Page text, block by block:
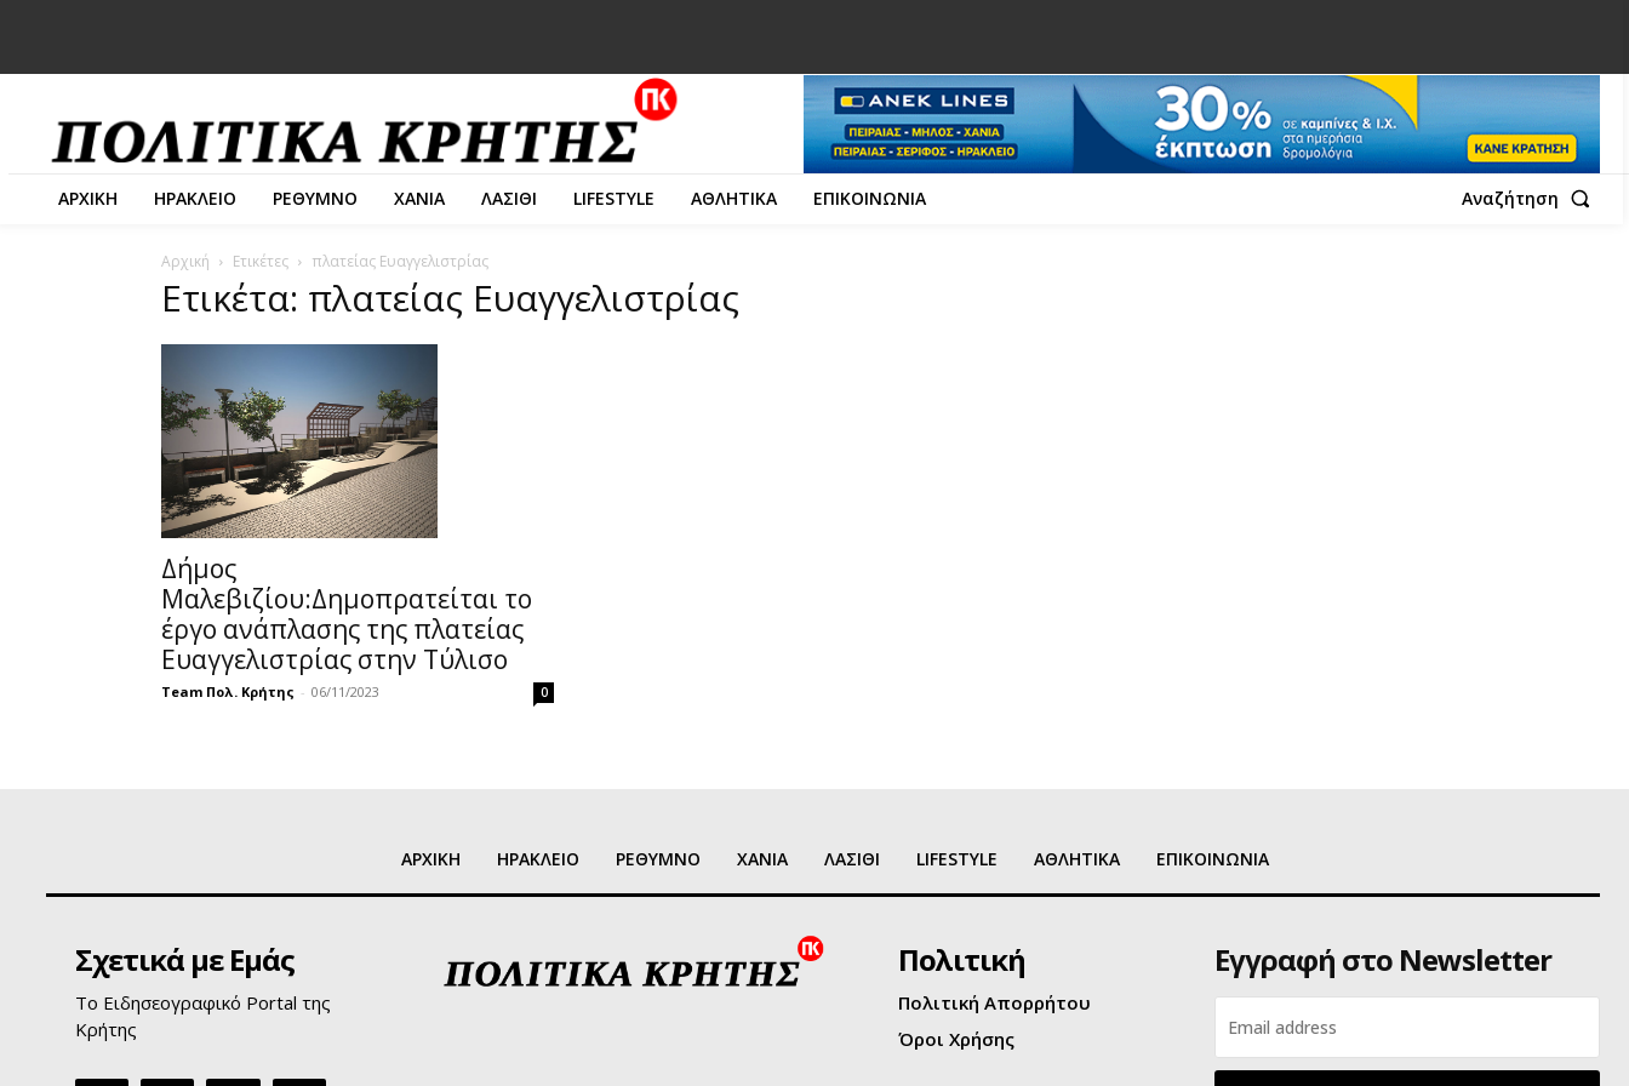
ΑΡΧΙΚΗ ΗΡΑΚΛΕΙΟ ΡΕΘΥΜΝΟ ΧΑΝΙΑ ΛΑΣΙΘΙ LIFESTYLE ΑΘΛΗΤΙΚΑ ΕΠΙΚΟΙΝΩΝΙΑ Αναζήτηση
Αρχική Ετικέτες πλατείας Ευαγγελιστρίας
Ετικέτα: πλατείας Ευαγγελιστρίας
Δήμος
Μαλεβιζίου:Δημοπρατείται το
έργο ανάπλασης της πλατείας
Ευαγγελιστρίας στην Τύλισο
Team Πολ. Κρήτης - 06/11/2023 0
ΑΡΧΙΚΗ ΗΡΑΚΛΕΙΟ ΡΕΘΥΜΝΟ ΧΑΝΙΑ ΛΑΣΙΘΙ LIFESTYLE ΑΘΛΗΤΙΚΑ ΕΠΙΚΟΙΝΩΝΙΑ
Σχετικά με Εμάς
Το Ειδησεογραφικό Portal της
Κρήτης
Πολιτική
Πολιτική Απορρήτου
Όροι Χρήσης
Εγγραφή στο Newsletter